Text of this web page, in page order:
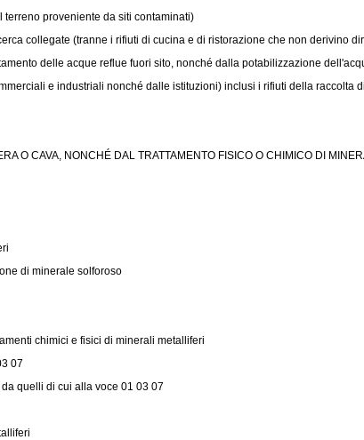
proveniente da siti contaminati)
collegate (tranne i rifiuti di cucina e di ristorazione che non derivino
delle acque reflue fuori sito, nonché dalla potabilizzazione
e industriali nonché dalle istituzioni) inclusi i rifiuti della raccolta
O CAVA, NONCHÉ DAL TRATTAMENTO FISICO O CHIMICO DI
di minerale solforoso
chimici e fisici di minerali metalliferi
07
quelli di cui alla voce 01 03 07